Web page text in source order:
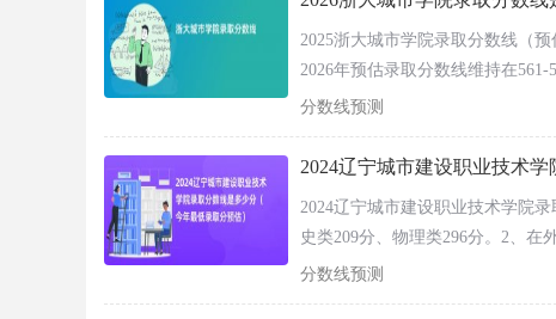
湖北（本科）
物理类
湖南（本科）
历史类
江西（本科）
历史类
2025浙大城市学院录取分数线（
2026年预估录取分数线维持在
取分数线维持在594-597分区间。
合类525分，2026年预估分数波动
分数线预测
2024辽宁城市建设职业技术
2024辽宁城市建设职业技术学院
史类209分、物理类296分。2、在
北省（专科）最低录取分数线历
分数线预测